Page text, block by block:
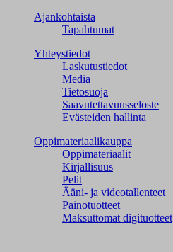
Ajankohtaista
Tapahtumat
Yhteystiedot
Laskutustiedot
Media
Tietosuoja
Saavutettavuusseloste
Evästeiden hallinta
Oppimateriaalikauppa
Oppimateriaalit
Kirjallisuus
Pelit
Ääni- ja videotallenteet
Painotuotteet
Maksuttomat digituotteet